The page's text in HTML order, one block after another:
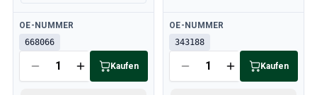
Verfügbar
OE-NUMMER
668066
Kaufen
Verfügbar
OE-NUMMER
343188
Kaufen